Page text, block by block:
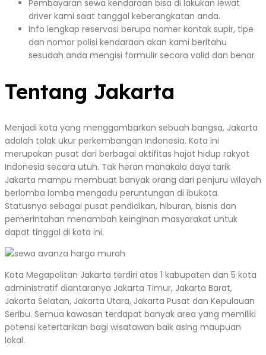
Pembayaran sewa kendaraan bisa di lakukan lewat
driver kami saat tanggal keberangkatan anda.
Info lengkap reservasi berupa nomer kontak supir, tipe
dan nomor polisi kendaraan akan kami beritahu
sesudah anda mengisi formulir secara valid dan benar
Tentang Jakarta
Menjadi kota yang menggambarkan sebuah bangsa, Jakarta
adalah tolak ukur perkembangan Indonesia. Kota ini
merupakan pusat dari berbagai aktifitas hajat hidup rakyat
Indonesia secara utuh. Tak heran manakala daya tarik
Jakarta mampu membuat banyak orang dari penjuru wilayah
berlomba lomba mengadu peruntungan di ibukota.
Statusnya sebagai pusat pendidikan, hiburan, bisnis dan
pemerintahan menambah keinginan masyarakat untuk
dapat tinggal di kota ini.
Kota Megapolitan Jakarta terdiri atas 1 kabupaten dan 5 kota
administratif diantaranya Jakarta Timur, Jakarta Barat,
Jakarta Selatan, Jakarta Utara, Jakarta Pusat dan Kepulauan
Seribu. Semua kawasan terdapat banyak area yang memiliki
potensi ketertarikan bagi wisatawan baik asing maupuan
lokal.